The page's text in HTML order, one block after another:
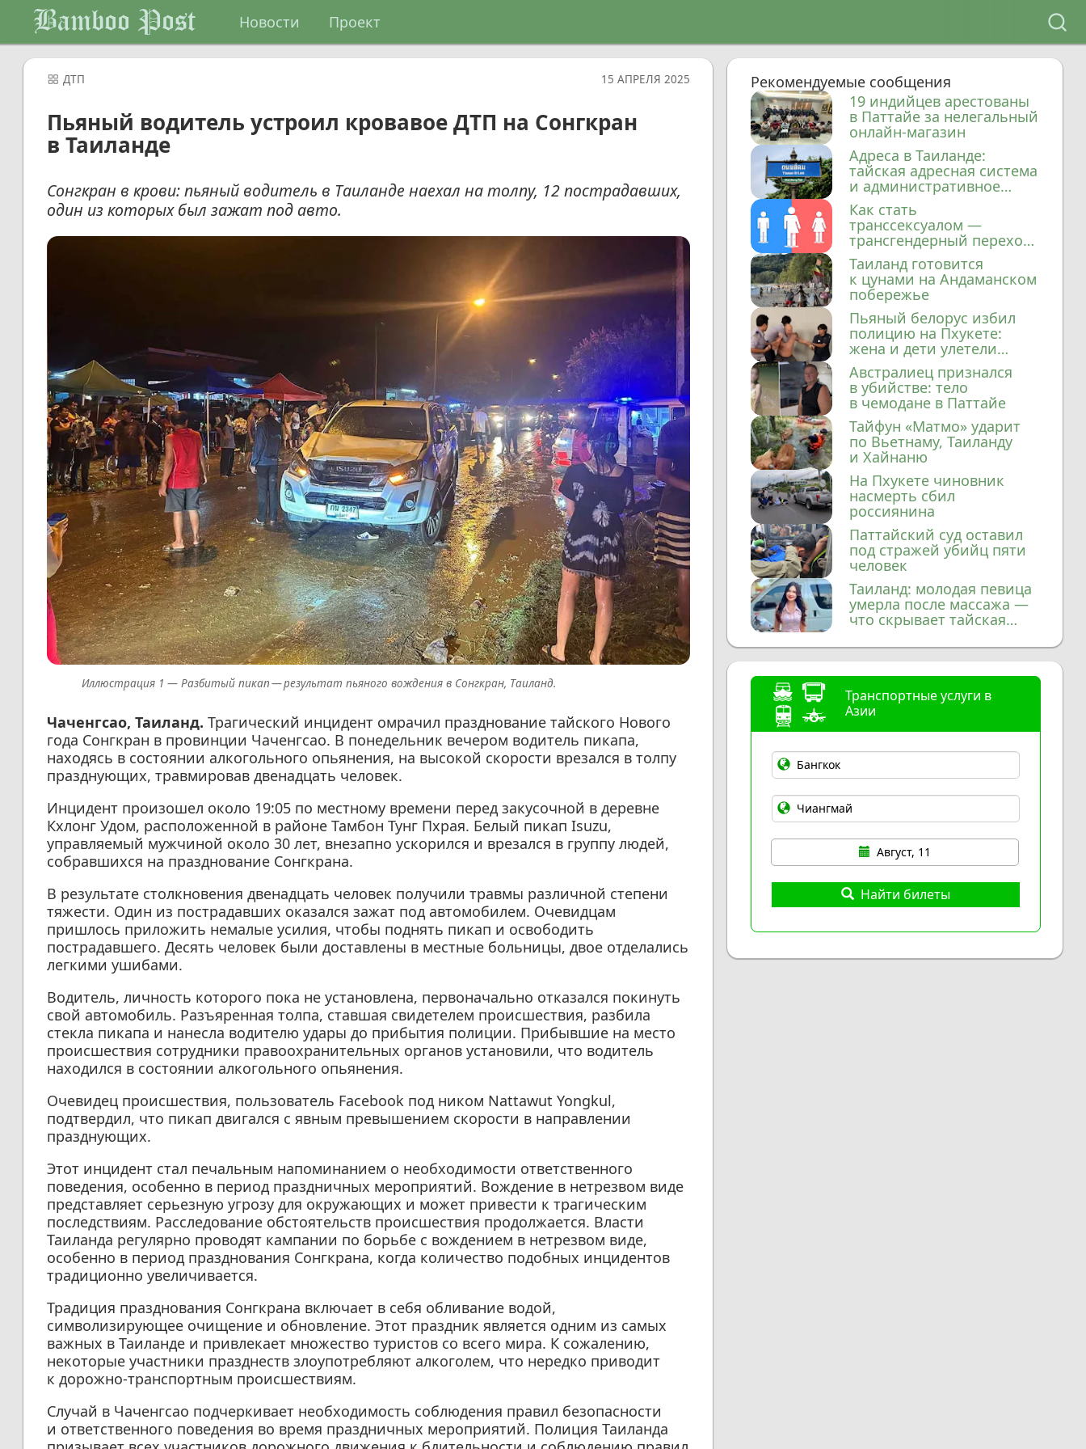
Bamboo Post Новости Проект
ДТП 15 АПРЕЛЯ 2025
Пьяный водитель устроил кровавое ДТП на Сонгкран
в Таиланде
Сонгкран в крови: пьяный водитель в Таиланде наехал на толпу, 12 пострадавших,
один из которых был зажат под авто.
Разбитый пикап — результат пьяного вождения в Сонгкран, Таиланд.
Чаченгсао, Таиланд. Трагический инцидент омрачил празднование тайского Нового
года Сонгкран в провинции Чаченгсао. В понедельник вечером водитель пикапа,
находясь в состоянии алкогольного опьянения, на высокой скорости врезался в толпу
празднующих, травмировав двенадцать человек.
Инцидент произошел около 19:05 по местному времени перед закусочной в деревне
Кхлонг Удом, расположенной в районе Тамбон Тунг Пхрая. Белый пикап Isuzu,
управляемый мужчиной около 30 лет, внезапно ускорился и врезался в группу людей,
собравшихся на празднование Сонгкрана.
В результате столкновения двенадцать человек получили травмы различной степени
тяжести. Один из пострадавших оказался зажат под автомобилем. Очевидцам
пришлось приложить немалые усилия, чтобы поднять пикап и освободить
пострадавшего. Десять человек были доставлены в местные больницы, двое отделались
легкими ушибами.
Водитель, личность которого пока не установлена, первоначально отказался покинуть
свой автомобиль. Разъяренная толпа, ставшая свидетелем происшествия, разбила
стекла пикапа и нанесла водителю удары до прибытия полиции. Прибывшие на место
происшествия сотрудники правоохранительных органов установили, что водитель
находился в состоянии алкогольного опьянения.
Очевидец происшествия, пользователь Facebook под ником Nattawut Yongkul,
подтвердил, что пикап двигался с явным превышением скорости в направлении
празднующих.
Этот инцидент стал печальным напоминанием о необходимости ответственного
поведения, особенно в период праздничных мероприятий. Вождение в нетрезвом виде
представляет серьезную угрозу для окружающих и может привести к трагическим
последствиям. Расследование обстоятельств происшествия продолжается. Власти
Таиланда регулярно проводят кампании по борьбе с вождением в нетрезвом виде,
особенно в период празднования Сонгкрана, когда количество подобных инцидентов
традиционно увеличивается.
Традиция празднования Сонгкрана включает в себя обливание водой,
символизирующее очищение и обновление. Этот праздник является одним из самых
важных в Таиланде и привлекает множество туристов со всего мира. К сожалению,
некоторые участники празднеств злоупотребляют алкоголем, что нередко приводит
к дорожно-транспортным происшествиям.
Случай в Чаченгсао подчеркивает необходимость соблюдения правил безопасности
и ответственного поведения во время праздничных мероприятий. Полиция Таиланда
Рекомендуемые сообщения
19 индийцев арестованы
в Паттайе за нелегальный
онлайн-магазин
Адреса в Таиланде:
тайская адресная система
и административное
деление
Как стать
транссексуалом —
трансгендерный переход
в Таиланде
Таиланд готовится
к цунами на Андаманском
побережье
Пьяный белорус избил
полицию на Пхукете:
жена и дети улетели
домой
Австралиец признался
в убийстве: тело
в чемодане в Паттайе
Тайфун «Матмо» ударит
по Вьетнаму, Таиланду
и Хайнаню
На Пхукете чиновник
насмерть сбил
россиянина
Паттайский суд оставил
под стражей убийц пяти
человек
Таиланд: молодая певица
умерла после массажа —
что скрывает тайская
медицина?
Транспортные услуги в
Азии
Август, 11
Найти билеты